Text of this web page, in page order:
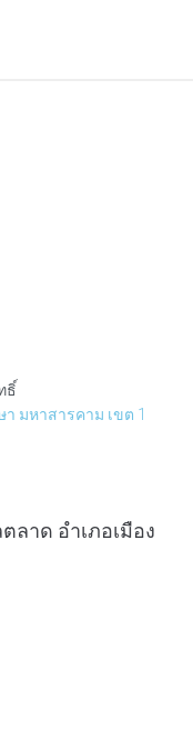
ธิ์
มหาสารคาม เขต 1
ลาด อำเภอเมือง